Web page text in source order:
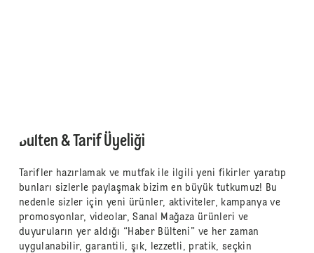
Bülten & Tarif Üyeliği
Tarifler hazırlamak ve mutfak ile ilgili yeni fikirler yaratıp
bunları sizlerle paylaşmak bizim en büyük tutkumuz! Bu
nedenle sizler için yeni ürünler, aktiviteler, kampanya ve
promosyonlar, videolar, Sanal Mağaza ürünleri ve
duyuruların yer aldığı “Haber Bülteni” ve her zaman
uygulanabilir, garantili, şık, lezzetli, pratik, seçkin